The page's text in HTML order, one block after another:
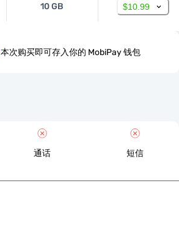
10 GB $10.99
本次购买即可存入你的 MobiPay 钱包
通话 短信